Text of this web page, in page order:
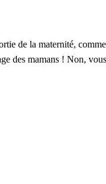
de la maternité,
des mamans ! Non,